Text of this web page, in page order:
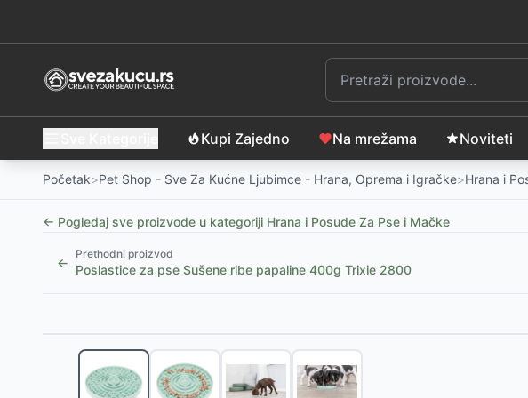
Kupi Zajedno Na mrežama Noviteti
Početak>Pet Shop - Sve Za Kućne Ljubimce - Hrana, Oprema i Igračke>Hrana i
← Pogledaj sve proizvode u kategoriji Hrana i Posude Za Pse i Mačke
←
Prethodni proizvod
Poslastice za pse Sušene ribe papaline 400g Trixie 2800
Pametna Hranilica Za Pse i Mačke Petoneer Mini Feeder
Xiaomi Smart Pojilo Za Mačke, Male i Srednje Pse